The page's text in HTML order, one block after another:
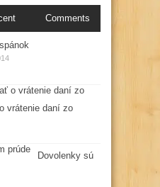
Comments
vrátenie daní zo
Dovolenky sú